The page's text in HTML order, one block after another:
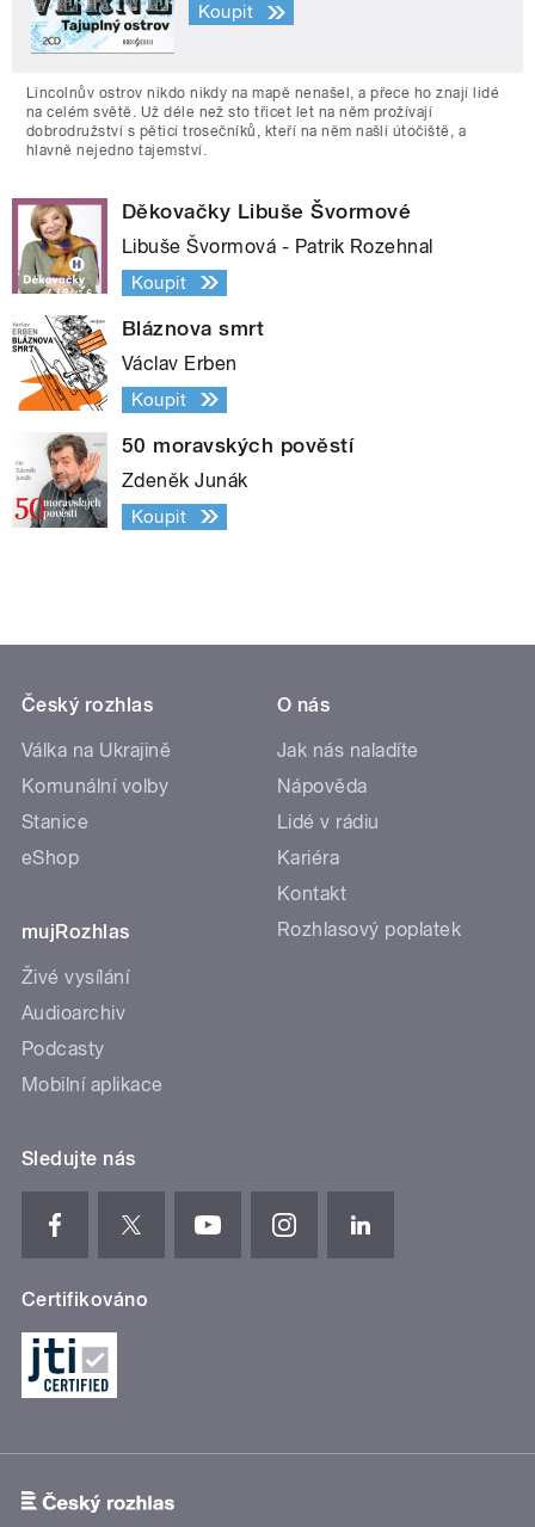
Koupit
Lincolnův ostrov nikdo nikdy na mapě nenašel, a přece ho znají lidé
na celém světě. Už déle než sto třicet let na něm prožívají
dobrodružství s pěticí trosečníků, kteří na něm našli útočiště, a
hlavně nejedno tajemství.
Děkovačky Libuše Švormové
Libuše Švormová - Patrik Rozehnal
Koupit
Bláznova smrt
Václav Erben
Koupit
50 moravských pověstí
Zdeněk Junák
Koupit
Český rozhlas
Válka na Ukrajině
Komunální volby
Stanice
eShop
mujRozhlas
Živé vysílání
Audioarchiv
Podcasty
Mobilní aplikace
O nás
Jak nás naladíte
Nápověda
Lidé v rádiu
Kariéra
Kontakt
Rozhlasový poplatek
Sledujte nás
Certifikováno